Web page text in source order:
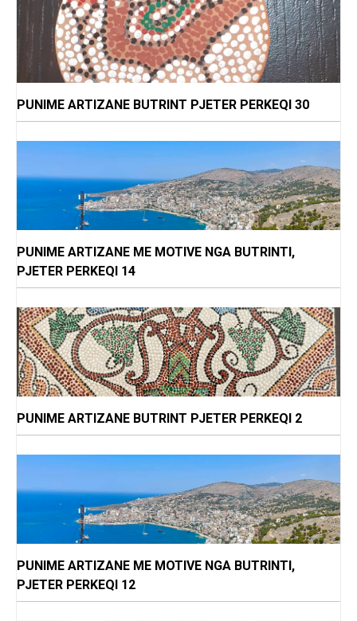
PUNIME ARTIZANE BUTRINT PJETER PERKEQI 30
PUNIME ARTIZANE ME MOTIVE NGA BUTRINTI,
PJETER PERKEQI 14
PUNIME ARTIZANE BUTRINT PJETER PERKEQI 2
PUNIME ARTIZANE ME MOTIVE NGA BUTRINTI,
PJETER PERKEQI 12